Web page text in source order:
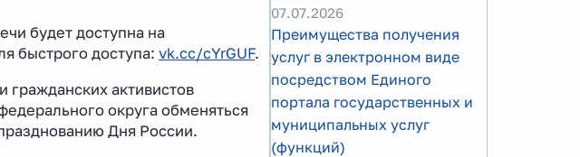
будет доступна на
быстрого доступа: vk.cc/cYrGUF.
активистов
округа обменяться
Дня России.
07.07.2026
Преимущества получения
услуг в электронном виде
посредством Единого
портала государственных и
муниципальных услуг
(функций)